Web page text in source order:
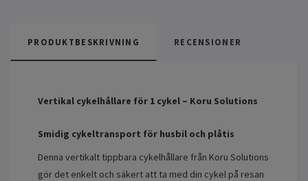
PRODUKTBESKRIVNING RECENSIONER
Vertikal cykelhållare för 1 cykel – Koru Solutions
Smidig cykeltransport för husbil och plåtis
Denna vertikalt tippbara cykelhållare från Koru Solutions
gör det enkelt och säkert att ta med din cykel på resan